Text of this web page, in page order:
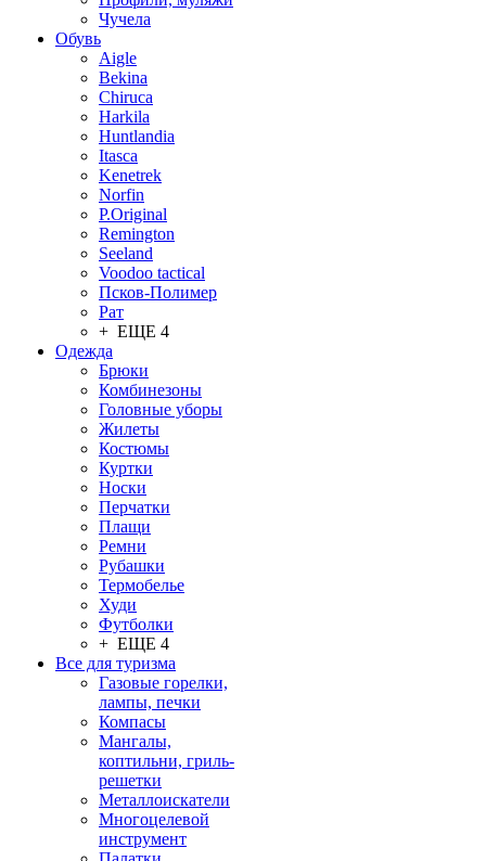
Чучела
Обувь
Aigle
Bekina
Chiruсa
Harkila
Huntlandia
Itasca
Kenetrek
Norfin
P.Original
Remington
Seeland
Voodoo tactical
Псков-Полимер
Рат
+ ЕЩЕ 4
Одежда
Брюки
Комбинезоны
Головные уборы
Жилеты
Костюмы
Куртки
Носки
Перчатки
Плащи
Ремни
Рубашки
Термобелье
Худи
Футболки
+ ЕЩЕ 4
Все для туризма
Газовые горелки,
лампы, печки
Компасы
Мангалы,
коптильни, гриль-
решетки
Металлоискатели
Многоцелевой
инструмент